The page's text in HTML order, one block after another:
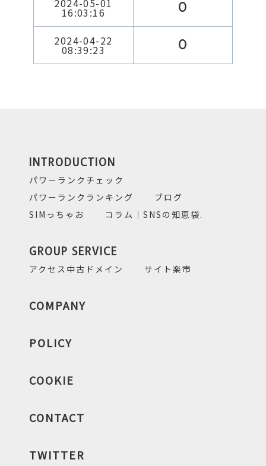
2024-05-01
16:03:16 0
2024-04-22
08:39:23 0
INTRODUCTION
パワーランクチェック
パワーランクランキング
ブログ
SIMっちゃお
コラム｜SNSの知恵袋.
GROUP SERVICE
アクセス中古ドメイン サイト楽市
COMPANY
POLICY
COOKIE
CONTACT
TWITTER